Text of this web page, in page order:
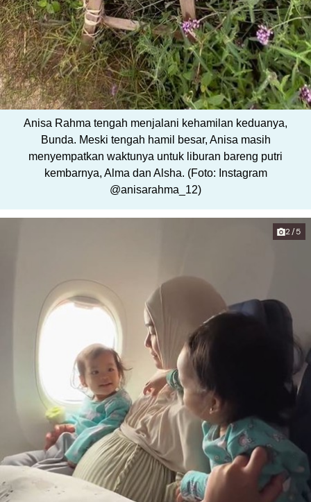
Anisa Rahma tengah menjalani kehamilan keduanya,
Bunda. Meski tengah hamil besar, Anisa masih
menyempatkan waktunya untuk liburan bareng putri
kembarnya, Alma dan Alsha. (Foto: Instagram
@anisarahma_12)
2/5